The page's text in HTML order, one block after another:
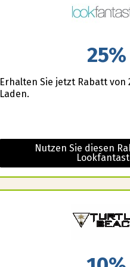
25%
Erhalten Sie jetzt Rabatt von
Laden.
Nutzen Sie diesen